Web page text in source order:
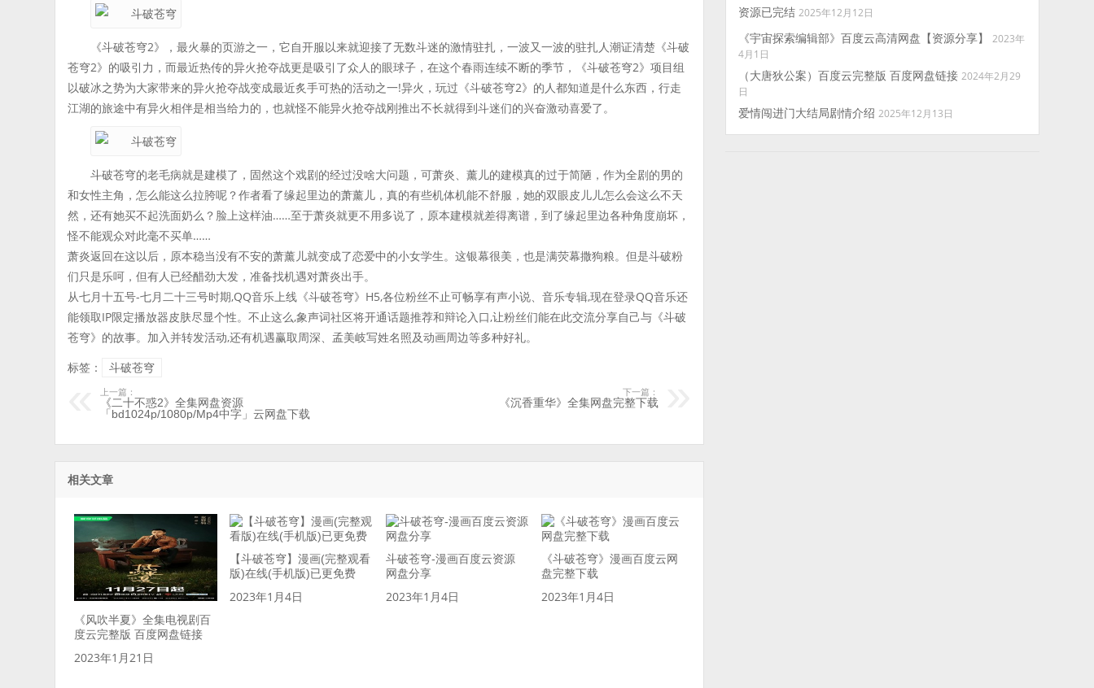
《斗破苍穹2》，最火暴的页游之一，它自开服以来就迎接了无数斗迷的激情驻扎，一波又一波的驻扎人潮证清楚《斗破
苍穹2》的吸引力，而最近热传的异火抢夺战更是吸引了众人的眼球子，在这个春雨连续不断的季节，《斗破苍穹2》项目组
以破冰之势为大家带来的异火抢夺战变成最近炙手可热的活动之一!异火，玩过《斗破苍穹2》的人都知道是什么东西，行走
江湖的旅途中有异火相伴是相当给力的，也就怪不能异火抢夺战刚推出不长就得到斗迷们的兴奋激动喜爱了。
斗破苍穹的老毛病就是建模了，固然这个戏剧的经过没啥大问题，可萧炎、薰儿的建模真的过于简陋，作为全剧的男的
和女性主角，怎么能这么拉胯呢？作者看了缘起里边的萧薰儿，真的有些机体机能不舒服，她的双眼皮儿儿怎么会这么不天
然，还有她买不起洗面奶么？脸上这样油……至于萧炎就更不用多说了，原本建模就差得离谱，到了缘起里边各种角度崩坏，
怪不能观众对此毫不买单……
萧炎返回在这以后，原本稳当没有不安的萧薰儿就变成了恋爱中的小女学生。这银幕很美，也是满荧幕撒狗粮。但是斗破粉
们只是乐呵，但有人已经醋劲大发，准备找机遇对萧炎出手。
从七月十五号-七月二十三号时期,QQ音乐上线《斗破苍穹》H5,各位粉丝不止可畅享有声小说、音乐专辑,现在登录QQ音乐还
能领取IP限定播放器皮肤尽显个性。不止这么,象声词社区将开通话题推荐和辩论入口,让粉丝们能在此交流分享自己与《斗破
苍穹》的故事。加入并转发活动,还有机遇赢取周深、孟美岐写姓名照及动画周边等多种好礼。
标签：
斗破苍穹
上一篇：
《二十不惑2》全集网盘资源
「bd1024p/1080p/Mp4中字」云网盘下载
下一篇：
《沉香重华》全集网盘完整下载
相关文章
《风吹半夏》全集电视剧百
度云完整版 百度网盘链接
2023年1月21日
【斗破苍穹】漫画(完整观看
版)在线(手机版)已更免费
2023年1月4日
斗破苍穹-漫画百度云资源
网盘分享
2023年1月4日
《斗破苍穹》漫画百度云网
盘完整下载
2023年1月4日
资源已完结 2025年12月12日
《宇宙探索编辑部》百度云高清网盘【资源分享】
2023年
4月1日
（大唐狄公案）百度云完整版 百度网盘链接 2024年2月29
日
爱情闯进门大结局剧情介绍 2025年12月13日